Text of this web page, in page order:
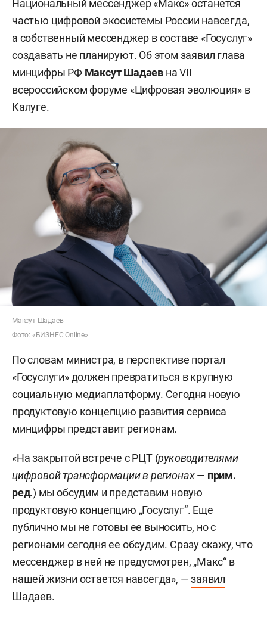
Национальный мессенджер «Макс» останется
частью цифровой экосистемы России навсегда,
а собственный мессенджер в составе «Госуслуг»
создавать не планируют. Об этом заявил глава
минцифры РФ Максут Шадаев на VII
всероссийском форуме «Цифровая эволюция» в
Калуге.
Максут Шадаев
Фото: «БИЗНЕС Online»
По словам министра, в перспективе портал
«Госуслуги» должен превратиться в крупную
социальную медиаплатформу. Сегодня новую
продуктовую концепцию развития сервиса
минцифры представит регионам.
«На закрытой встрече с РЦТ (руководителями
цифровой трансформации в регионах— прим.
ред.) мы обсудим и представим новую
продуктовую концепцию „Госуслуг“. Еще
публично мы не готовы ее выносить, но с
регионами сегодня ее обсудим. Сразу скажу, что
мессенджер в ней не предусмотрен, „Макс“ в
нашей жизни остается навсегда», —заявил
Шадаев.